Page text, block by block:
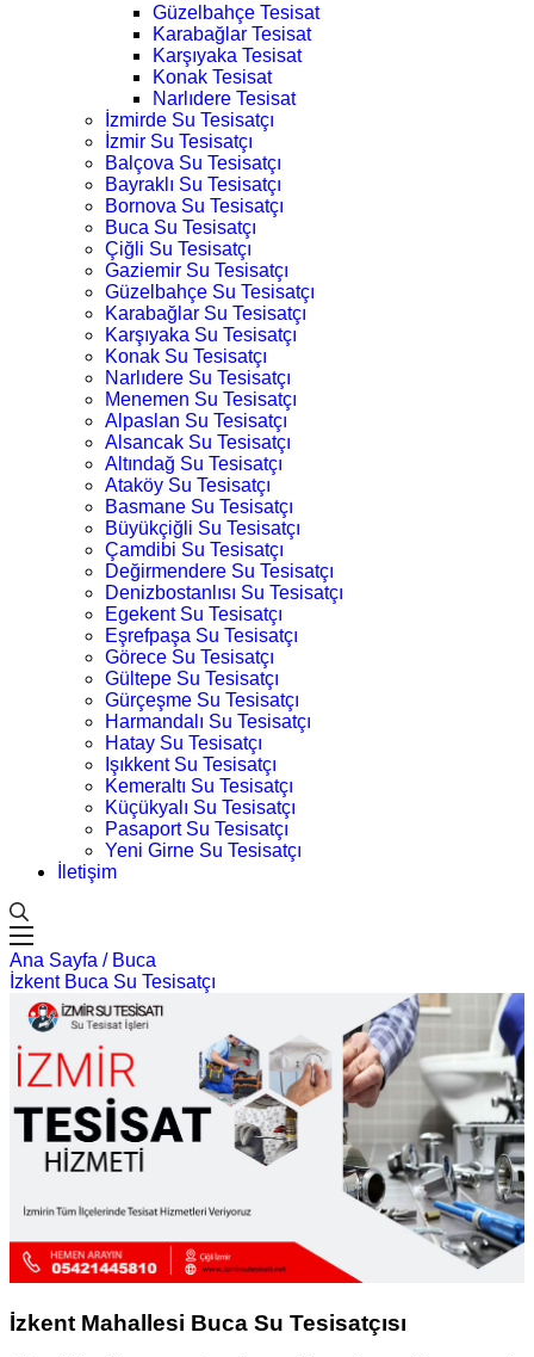
Güzelbahçe Tesisat
Karabağlar Tesisat
Karşıyaka Tesisat
Konak Tesisat
Narlıdere Tesisat
İzmirde Su Tesisatçı
İzmir Su Tesisatçı
Balçova Su Tesisatçı
Bayraklı Su Tesisatçı
Bornova Su Tesisatçı
Buca Su Tesisatçı
Çiğli Su Tesisatçı
Gaziemir Su Tesisatçı
Güzelbahçe Su Tesisatçı
Karabağlar Su Tesisatçı
Karşıyaka Su Tesisatçı
Konak Su Tesisatçı
Narlıdere Su Tesisatçı
Menemen Su Tesisatçı
Alpaslan Su Tesisatçı
Alsancak Su Tesisatçı
Altındağ Su Tesisatçı
Ataköy Su Tesisatçı
Basmane Su Tesisatçı
Büyükçiğli Su Tesisatçı
Çamdibi Su Tesisatçı
Değirmendere Su Tesisatçı
Denizbostanlısı Su Tesisatçı
Egekent Su Tesisatçı
Eşrefpaşa Su Tesisatçı
Görece Su Tesisatçı
Gültepe Su Tesisatçı
Gürçeşme Su Tesisatçı
Harmandalı Su Tesisatçı
Hatay Su Tesisatçı
Işıkkent Su Tesisatçı
Kemeraltı Su Tesisatçı
Küçükyalı Su Tesisatçı
Pasaport Su Tesisatçı
Yeni Girne Su Tesisatçı
İletişim
Ana Sayfa / Buca
İzkent Buca Su Tesisatçı
İzkent Mahallesi Buca Su Tesisatçısı